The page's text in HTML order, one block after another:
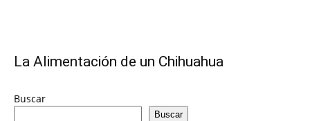
de
La Alimentación de un Chihuahua
Buscar
Buscar